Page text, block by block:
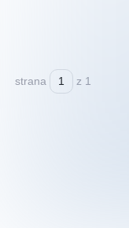
strana z 1